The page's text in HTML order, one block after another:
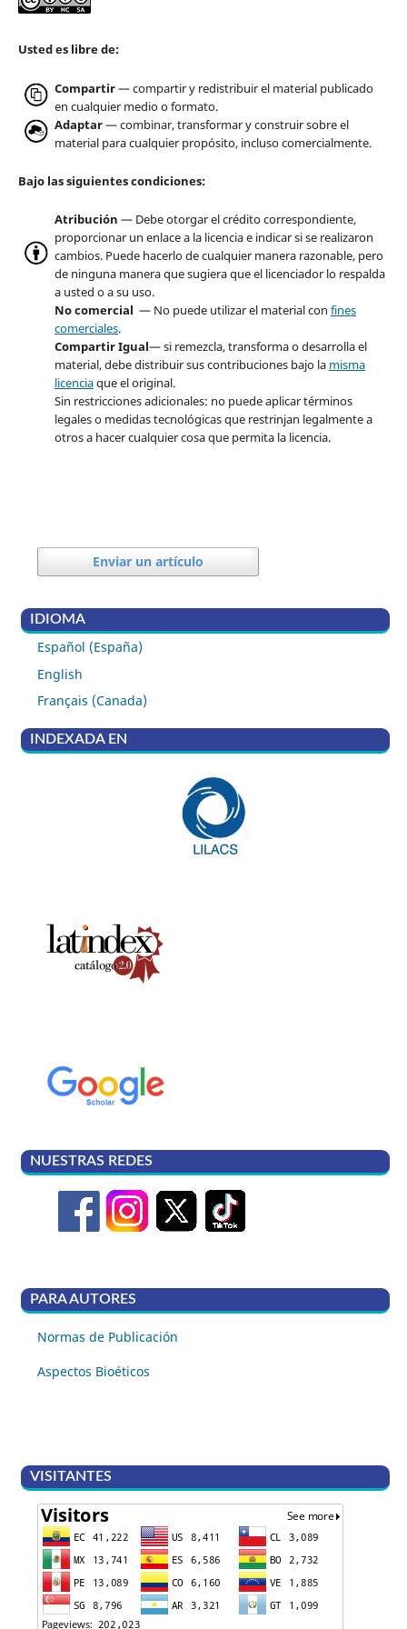
Usted es libre de:
Compartir— compartir y redistribuir el material publicado
en cualquier medio o formato.
Adaptar— combinar, transformar y construir sobre el
material para cualquier propósito, incluso comercialmente.
Bajo las siguientes condiciones:
Atribución — Debe otorgar el crédito correspondiente,
proporcionar un enlace a la licencia e indicar si se realizaron
cambios. Puede hacerlo de cualquier manera razonable, pero
de ninguna manera que sugiera que el licenciador lo respalda
a usted o a su uso.
No comercial — No puede utilizar el material con fines
comerciales.
Compartir Igual— si remezcla, transforma o desarrolla el
material, debe distribuir sus contribuciones bajo la misma
licenciaque el original.
Sin restricciones adicionales: no puede aplicar términos
legales o medidas tecnológicas que restrinjan legalmente a
otros a hacer cualquier cosa que permita la licencia.
Enviar un artículo
IDIOMA
Español (España)
English
Français (Canada)
INDEXADA EN
NUESTRAS REDES
PARA AUTORES
Normas de Publicación
Aspectos Bioéticos
VISITANTES